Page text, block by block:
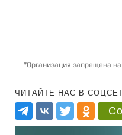
*Организация запрещена
ЧИТАЙТЕ НАС В